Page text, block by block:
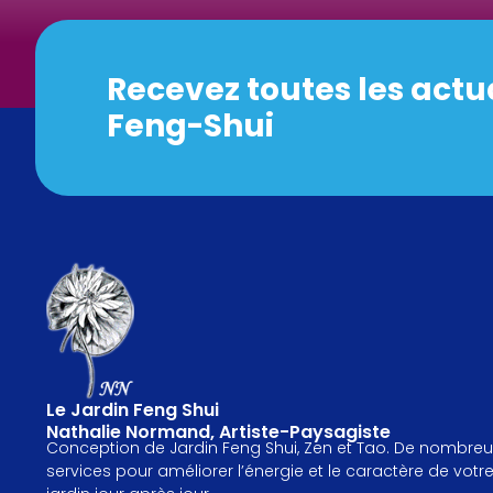
Recevez toutes les
Feng-Shui
Le Jardin Feng Shui
Nathalie Normand, Artiste-Paysagiste
Conception de Jardin Feng Shui, Zen et Tao. De
services pour améliorer l’énergie et le caractère de votre